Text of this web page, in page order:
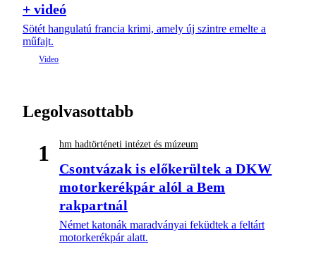
+ videó
Sötét hangulatú francia krimi, amely új szintre emelte a
műfajt.
Legolvasottabb
1 hm hadtörténeti intézet és múzeum
Csontvázak is előkerültek a DKW
motorkerékpár alól a Bem
rakpartnál
Német katonák maradványai feküdtek a feltárt
motorkerékpár alatt.